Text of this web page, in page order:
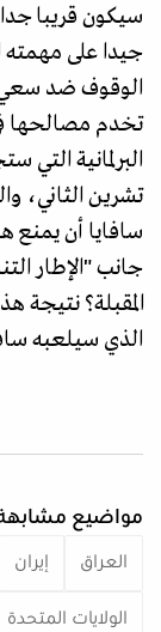
سيكون قريبا
جيدا على مهمته
الوقوف ضد سعي
تخدم مصالحها
تشرين الثاني،
سافايا أن يمنع
جانب "الإطار
المقبلة؟ نتيجة
الذي سيلعبه
مواضيع
العراق إيران
الولايات المتحدة